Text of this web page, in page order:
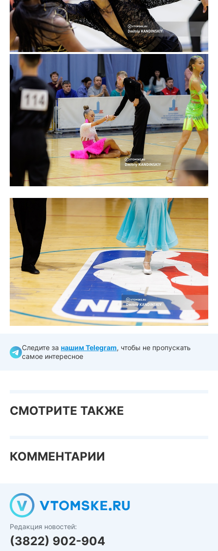
Следите за нашим Telegram, чтобы не пропускать
самое интересное
СМОТРИТЕ ТАКЖЕ
КОММЕНТАРИИ
Редакция новостей:
(3822) 902-904